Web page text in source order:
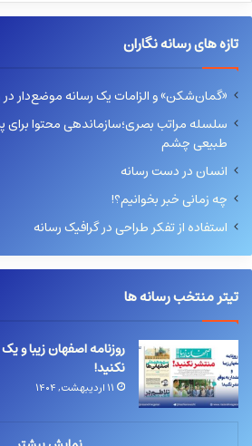
تازه های رسانه نگاران
«گمان‌شکن» و الزامات یک رسانه موضع‌دار
سلسله مراتب بصری؛سازماندهی محتوا برای
طبیعی چشم
انسان در دست رسانه
چه زمانی خبر بخوانیم؟!
استفاده از تفکر طراحی در گرافیک رسانه
تیتر منتخب رسانه ها
روزنامه اصفهان زیبا
نکنید!
۱۱ اردیبهشت, ۱۴۰۴